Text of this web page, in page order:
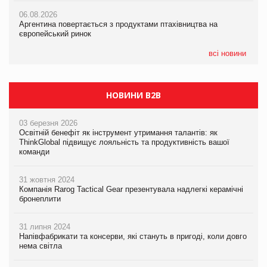
06.08.2026
Аргентина повертається з продуктами птахівництва на
європейський ринок
всі новини
Смачне поповнення дитячого меню: у VARUS з’явилися
новинки від ТМ ТОКЕРИ
06.08.2026
Аргентина повертається з продуктами птахівництва на
європейський ринок
НОВИНИ B2B
03 березня 2026
Освітній бенефіт як інструмент утримання талантів: як
ThinkGlobal підвищує лояльність та продуктивність вашої
команди
31 жовтня 2024
Компанія Rarog Tactical Gear презентувала надлегкі керамічні
бронеплити
31 липня 2024
Напівфабрикати та консерви, які стануть в пригоді, коли довго
нема світла